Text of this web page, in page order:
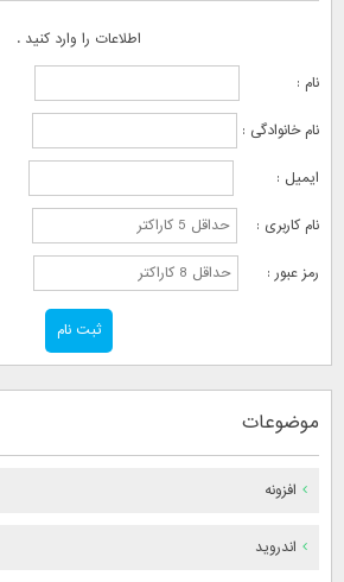
اطلاعات را وارد کنید .
نام :
نام خانوادگی :
ایمیل :
نام کاربری :
رمز عبور :
موضوعات
افزونه
اندروید